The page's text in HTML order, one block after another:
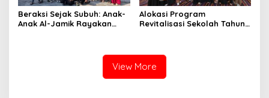
Beraksi Sejak Subuh: Anak-
Anak Al-Jamik Rayakan
Alokasi Program
Revitalisasi Sekolah Tahun
Sekolah Menjadi 95 Satuan
Pendidikan.
View More